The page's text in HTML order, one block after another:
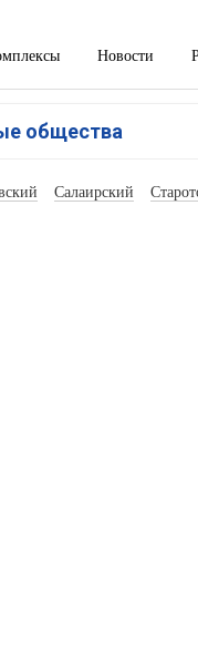
Новости
общества
Салаирский